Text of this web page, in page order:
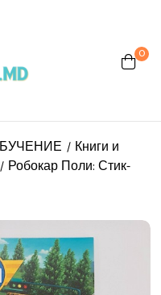
0
Книги и
Робокар Поли: Стик-